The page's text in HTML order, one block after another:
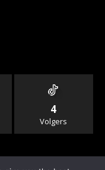
4
Volgers